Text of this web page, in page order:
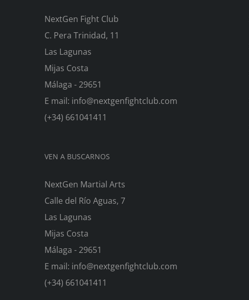
NextGen Fight Club
C. Pera Trinidad, 11
Las Lagunas
Mijas Costa
Málaga - 29651
E mail: info@nextgenfightclub.com
(+34) 661041411
VEN A BUSCARNOS
NextGen Martial Arts
Calle del Río Aguas, 7
Las Lagunas
Mijas Costa
Málaga - 29651
E mail: info@nextgenfightclub.com
(+34) 661041411